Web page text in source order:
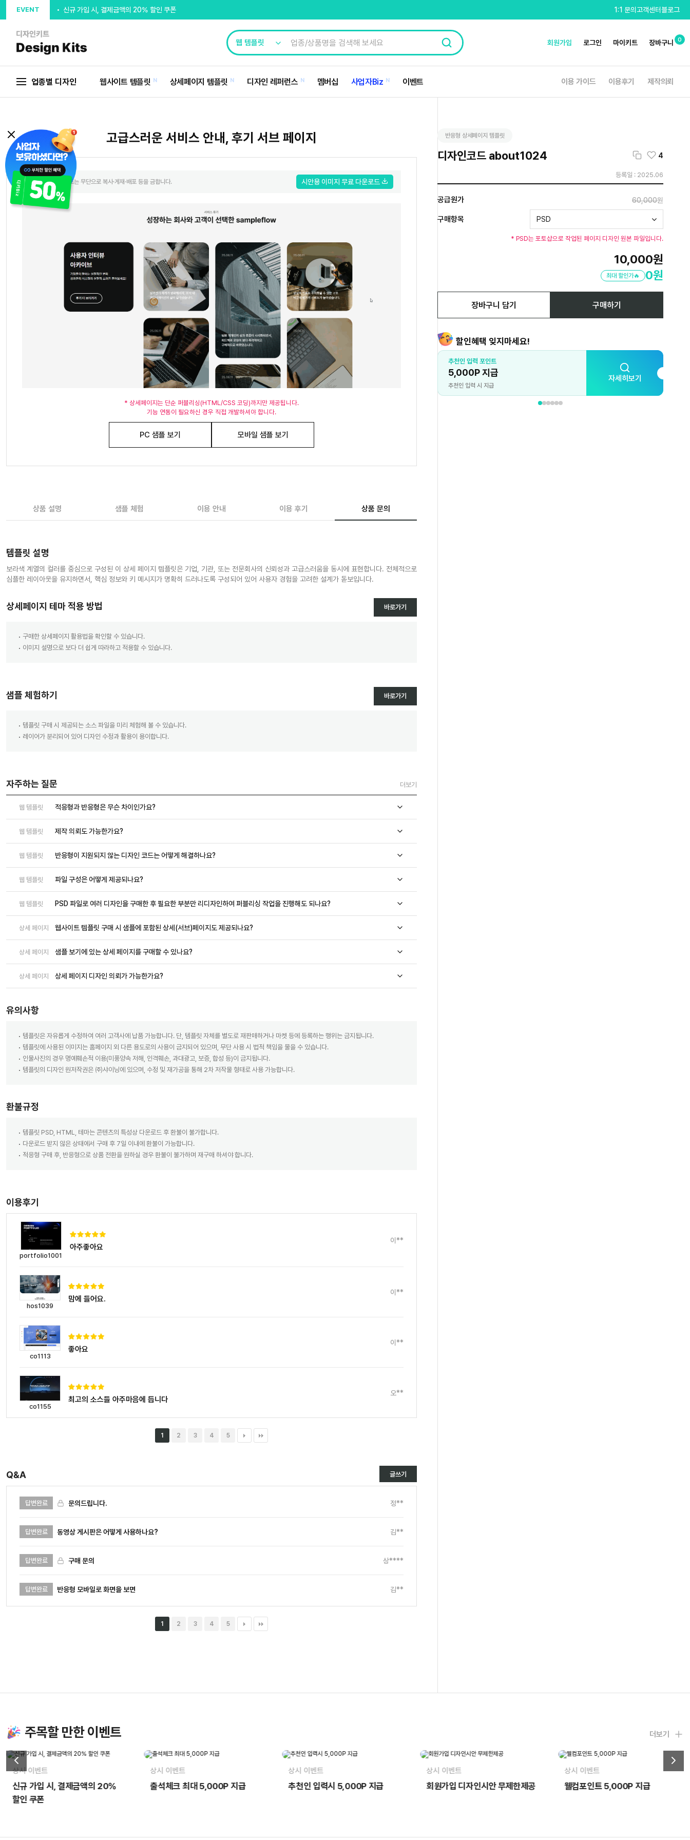
EVENT 출석체크 최대 5,000P 지급
회원가입 디자인시안 무제한제공
1:1 문의고객센터블로그
회원가입 로그인 마이키트 장바구니 0
업종별 디자인 웹사이트 템플릿 N 상세페이지 템플릿 N 디자인 레퍼런스 N 멤버십 사업자Biz N 이벤트 이용 가이드 이용후기 제작의뢰
고급스러운 서비스 안내, 후기 서브 페이지
본 사이트의 컨텐츠는 무단으로 복사·게재·배포 등을 금합니다. 시안용 이미지 무료 다운로드
* 상세페이지는 단순 퍼블리싱(HTML/CSS 코딩)까지만 제공됩니다.
기능 연동이 필요하신 경우 직접 개발하셔야 합니다.
PC 샘플 보기 모바일 샘플 보기
상품 설명 샘플 체험 이용 안내 이용 후기 상품 문의
템플릿 설명
보라색 계열의 컬러를 중심으로 구성된 이 상세 페이지 템플릿은 기업, 기관, 또는 전문회사의 신뢰성과 고급스러움을 동시에 표현합니다. 전체적으로
심플한 레이아웃을 유지하면서, 핵심 정보와 키 메시지가 명확히 드러나도록 구성되어 있어 사용자 경험을 고려한 설계가 돋보입니다.
상세페이지 테마 적용 방법 바로가기
구매한 상세페이지 활용법을 확인할 수 있습니다.
이미지 설명으로 보다 더 쉽게 따라하고 적용할 수 있습니다.
샘플 체험하기 바로가기
템플릿 구매 시 제공되는 소스 파일을 미리 체험해 볼 수 있습니다.
레이어가 분리되어 있어 디자인 수정과 활용이 용이합니다.
자주하는 질문 더보기
웹 템플릿 적응형과 반응형은 무슨 차이인가요?
웹 템플릿 제작 의뢰도 가능한가요?
웹 템플릿 반응형이 지원되지 않는 디자인 코드는 어떻게 해결하나요?
웹 템플릿 파일 구성은 어떻게 제공되나요?
웹 템플릿 PSD 파일로 여러 디자인을 구매한 후 필요한 부분만 리디자인하여 퍼블리싱 작업을 진행해도 되나요?
상세 페이지 웹사이트 템플릿 구매 시 샘플에 포함된 상세(서브)페이지도 제공되나요?
상세 페이지 샘플 보기에 있는 상세 페이지를 구매할 수 있나요?
상세 페이지 상세 페이지 디자인 의뢰가 가능한가요?
유의사항
템플릿은 자유롭게 수정하여 여러 고객사에 납품 가능합니다. 단, 템플릿 자체를 별도로 재판매하거나 마켓 등에 등록하는 행위는 금지됩니다.
템플릿에 사용된 이미지는 홈페이지 외 다른 용도로의 사용이 금지되어 있으며, 무단 사용 시 법적 책임을 물을 수 있습니다.
인물사진의 경우 명예훼손적 이용(미풍양속 저해, 인격훼손, 과대광고, 보증, 합성 등)이 금지됩니다.
템플릿의 디자인 원저작권은 ㈜샤이닝에 있으며, 수정 및 재가공을 통해 2차 저작물 형태로 사용 가능합니다.
환불규정
템플릿 PSD, HTML, 테마는 콘텐츠의 특성상 다운로드 후 환불이 불가합니다.
다운로드 받지 않은 상태에서 구매 후 7일 이내에 환불이 가능합니다.
적응형 구매 후, 반응형으로 상품 전환을 원하실 경우 환불이 불가하며 재구매 하셔야 합니다.
이용후기
portfolio1001
아주좋아요
이**
hos1039
맘에 들어요.
이**
co1113
좋아요
이**
co1155
최고의 소스들 아주마음에 듭니다
오**
1 2 3 4 5
Q&A 글쓰기
답변완료 문의드립니다. 정**
답변완료 동영상 게시판은 어떻게 사용하나요? 김**
답변완료 구매 문의 상****
답변완료 반응형 모바일로 화면을 보면 김**
1 2 3 4 5
반응형 상세페이지 템플릿
디자인코드 about1024 4
등록일 : 2025.06
공급원가 60,000원
구매항목 PSD
* PSD는 포토샵으로 작업된 페이지 디자인 원본 파일입니다.
10,000원
최대 할인가🔥 0원
장바구니 담기 구매하기
할인혜택 잊지마세요!
1,500P 지급
구매 후기 작성 시 지급
추천인 입력 포인트
5,000P 지급
추천인 입력 시 지급
자세히보기
주목할 만한 이벤트 더보기
상시 이벤트
출석체크 최대 5,000P 지급
상시 이벤트
추천인 입력시 5,000P 지급
상시 이벤트
회원가입 디자인시안 무제한제공
상시 이벤트
웰컴포인트 5,000P 지급
상시 이벤트
리뷰 작성시 1,500P 지급